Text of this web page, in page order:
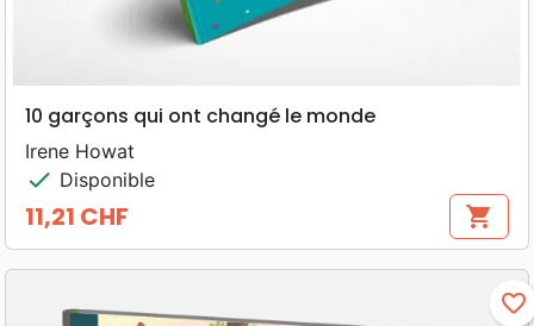
10 garçons qui ont changé le monde
Irene Howat
check Disponible
Prix
11,21 CHF shopping_cart
favorite_border